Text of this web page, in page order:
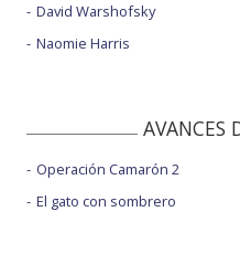
David Warshofsky
Naomie Harris
AVANCES
Operación Camarón 2
El gato con sombrero